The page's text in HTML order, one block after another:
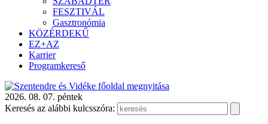
FESZTIVÁL
Gasztronómia
KÖZÉRDEKŰ
EZ+AZ
Karrier
Programkereső
2026. 08. 07. péntek
Keresés az alábbi kulcsszóra: